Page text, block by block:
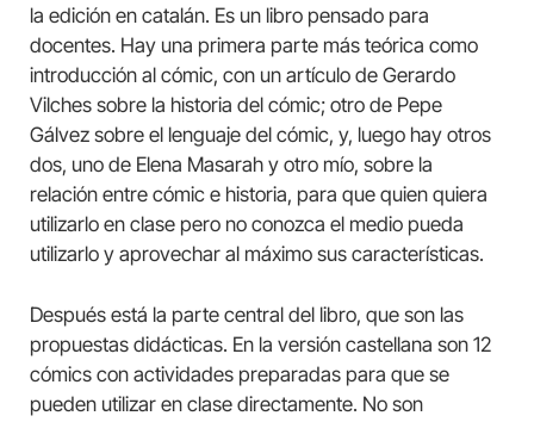
la edición en catalán. Es un libro pensado para
docentes. Hay una primera parte más teórica como
introducción al cómic, con un artículo de Gerardo
Vilches sobre la historia del cómic; otro de Pepe
Gálvez sobre el lenguaje del cómic, y, luego hay otros
dos, uno de Elena Masarah y otro mío, sobre la
relación entre cómic e historia, para que quien quiera
utilizarlo en clase pero no conozca el medio pueda
utilizarlo y aprovechar al máximo sus características.
Después está la parte central del libro, que son las
propuestas didácticas. En la versión castellana son 12
cómics con actividades preparadas para que se
pueden utilizar en clase directamente. No son